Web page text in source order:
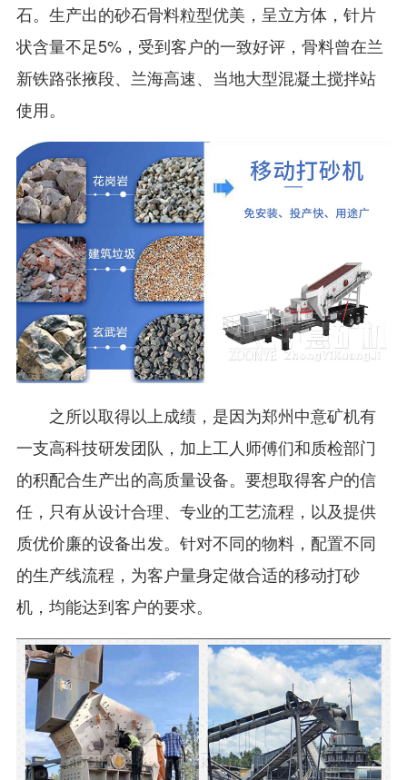
石。生产出的砂石骨料粒型优美，呈立方体，针片
状含量不足5%，受到客户的一致好评，骨料曾在兰
新铁路张掖段、兰海高速、当地大型混凝土搅拌站
使用。
之所以取得以上成绩，是因为郑州中意矿机有
一支高科技研发团队，加上工人师傅们和质检部门
的积配合生产出的高质量设备。要想取得客户的信
任，只有从设计合理、专业的工艺流程，以及提供
质优价廉的设备出发。针对不同的物料，配置不同
的生产线流程，为客户量身定做合适的移动打砂
机，均能达到客户的要求。